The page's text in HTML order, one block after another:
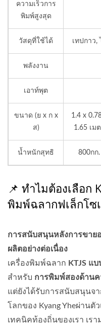
ความเร็วการ
พิมพ์สูงสุด
วัสดุที่ใช้ได้ เทปกาว
พลังงาน
เอาท์พุต
ขนาด (ย x ก x
ส)
1.4 x
1.65 เม
น้ำหนักสุทธิ 800กก.
📌 ทำไมต้องเลือก
พิมพ์ฉลากฟเล็กโซ
การสนับสนุนหลังการขาย
ผลิตอย่างต่อเนื่อง
เครื่องพิมพ์ฉลาก KTJS แ
สำหรับ การพิมพ์สองด้านค
แต่ยังได้รับการสนับสนุนจ
โลกของ Kyang Yheผ่านตั
เทคนิคท้องถิ่นของเรา เรา